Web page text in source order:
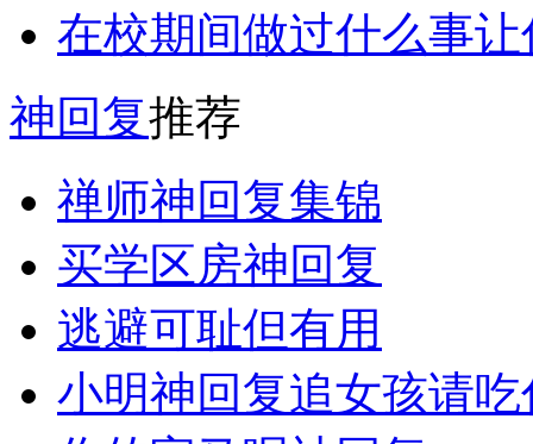
在校期间做过什么事
神回复推荐
禅师神回复集锦
买学区房神回复
逃避可耻但有用
小明神回复追女孩请吃